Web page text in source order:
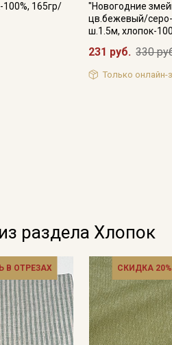
165гр/
"Новогодние
цв.бежевый/
ш.1.5м, хлопок-
231 руб. 330
Только онлайн-
раздела Хлопок
В ОТРЕЗАХ СКИДКА